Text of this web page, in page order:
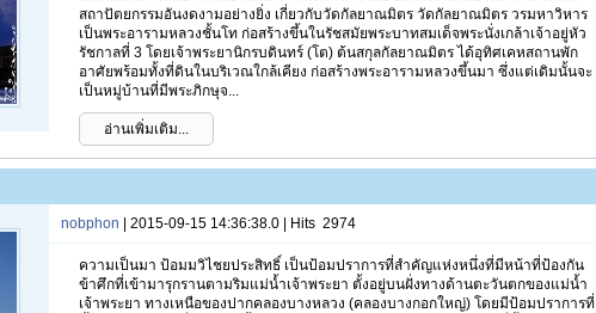
สถาปัตยกรรมอันงดงามอย่างยิ่ง เกี่ยวกับวัดกัลยาณมิตร วัดกัลยาณมิตร วรมหาวิหาร
เป็นพระอารามหลวงชั้นโท ก่อสร้างขึ้นในรัชสมัยพระบาทสมเด็จพระนั่งเกล้าเจ้าอยู่หัว
รัชกาลที่ 3 โดยเจ้าพระยานิกรบดินทร์ (โต) ต้นสกุลกัลยาณมิตร ได้อุทิศเคหสถานพัก
อาศัยพร้อมทั้งที่ดินในบริเวณใกล้เคียง ก่อสร้างพระอารามหลวงขึ้นมา ซึ่งแต่เดิมนั้นจะ
เป็นหมู่บ้านที่มีพระภิกษุจ...
อ่านเพิ่มเติม...
nobphon | 2015-09-15 14:36:38.0 | Hits 2974
ความเป็นมา ป้อมมวิไชยประสิทธิ์ เป็นป้อมปราการที่สำคัญแห่งหนึ่งที่มีหน้าที่ป้องกัน
ข้าศึกที่เข้ามารุกรานตามริมแม่น้ำเจ้าพระยา ตั้งอยู่บนฝั่งทางด้านตะวันตกของแม่น้ำ
เจ้าพระยา ทางเหนือของปากคลองบางหลวง (คลองบางกอกใหญ่) โดยมีป้อมปราการที่